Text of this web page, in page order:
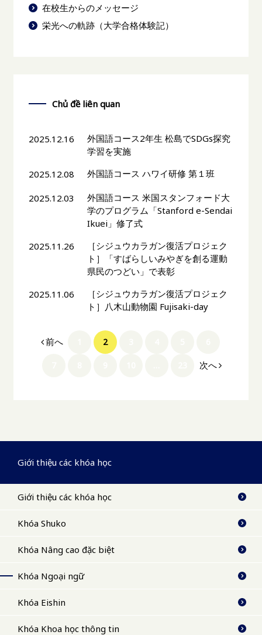
在校生からのメッセージ
栄光への軌跡（大学合格体験記）
Chủ đề liên quan
2025.12.16
外国語コース2年生 松島でSDGs探究
学習を実施
2025.12.08
外国語コース ハワイ研修 第１班
2025.12.03
外国語コース 米国スタンフォード大
学のプログラム「Stanford e-Sendai
Ikuei」修了式
2025.11.26
［シジュウカラガン復活プロジェク
ト］「すばらしいみやぎを創る運動
県民のつどい」で表彰
2025.11.06
［シジュウカラガン復活プロジェク
ト］八木山動物園 Fujisaki-day
前へ 2
次へ
Giới thiệu các khóa học
Giới thiệu các khóa học
Khóa Shuko
Khóa Nâng cao đặc biệt
Khóa Ngoại ngữ
Khóa Eishin
Khóa Khoa học thông tin